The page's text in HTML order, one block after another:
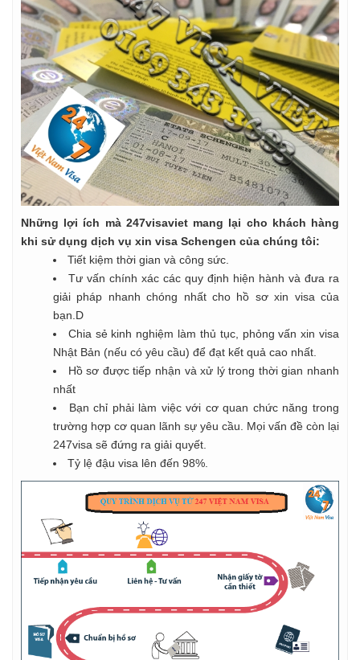
Những lợi ích mà 247visaviet mang lại cho khách hàng
khi sử dụng dịch vụ xin visa Schengen của chúng tôi:
Tiết kiệm thời gian và công sức.
Tư vấn chính xác các quy định hiện hành và đưa ra
giải pháp nhanh chóng nhất cho hồ sơ xin visa của
bạn.D
Chia sẻ kinh nghiệm làm thủ tục, phỏng vấn xin visa
Nhật Bản (nếu có yêu cầu) để đạt kết quả cao nhất.
Hồ sơ được tiếp nhận và xử lý trong thời gian nhanh
nhất
Bạn chỉ phải làm việc với cơ quan chức năng trong
trường hợp cơ quan lãnh sự yêu cầu. Mọi vấn đề còn lại
247visa sẽ đứng ra giải quyết.
Tỷ lệ đậu visa lên đến 98%.